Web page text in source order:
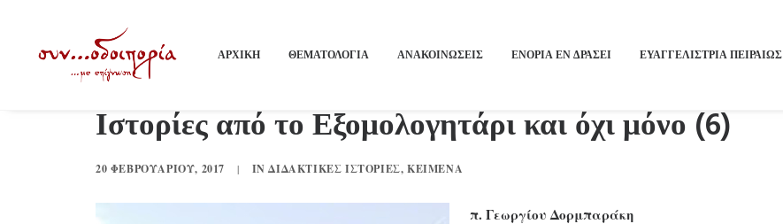
ΑΡΧΙΚΗ ΘΕΜΑΤΟΛΟΓΙΑ ΑΝΑΚΟΙΝΩΣΕΙΣ ΕΝΟΡΙΑ ΕΝ ΔΡΑΣΕΙ ΕΥΑΓΓΕΛΙΣΤΡΙΑ ΠΕΙΡΑΙΏΣ
Ιστορίες από το Εξομολογητάρι και όχι μόνο (6)
20 ΦΕΒΡΟΥΑΡΊΟΥ, 2017 | INΔΙΔΑΚΤΙΚΈΣ ΙΣΤΟΡΊΕΣ,ΚΕΊΜΕΝΑ
π. Γεωργίου Δορμπαράκη